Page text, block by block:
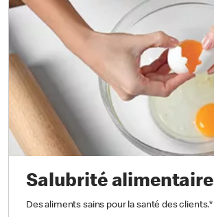
Salubrité alimentaire
Des aliments sains pour la santé des clients.*